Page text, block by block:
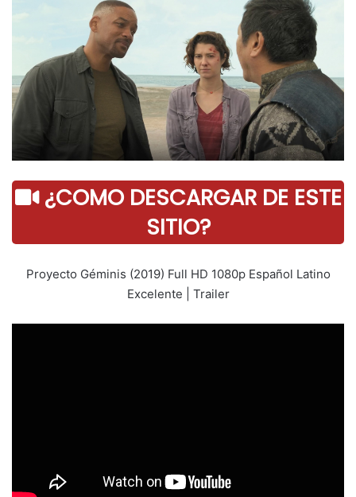
¿COMO DESCARGAR DE ESTE
SITIO?
Proyecto Géminis (2019) Full HD 1080p Español Latino
Excelente | Trailer